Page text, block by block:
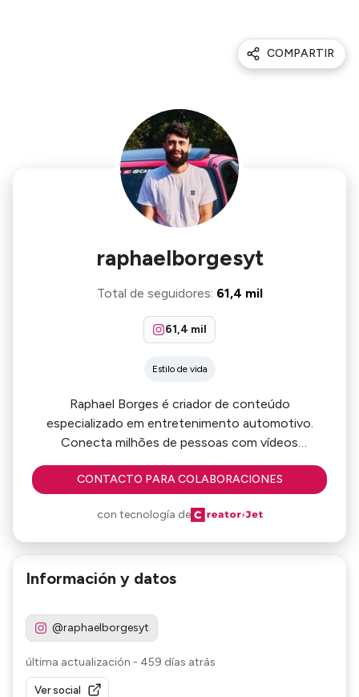
COMPARTIR
raphaelborgesyt
Total de seguidores: 61,4 mil
61,4 mil
Estilo de vida
Raphael Borges é criador de conteúdo
especializado em entretenimento automotivo.
Conecta milhões de pessoas com vídeos
autênticos, restaurando carros abandonados com
humor, técnica e histórias envolventes. Além das
os carros dos próprios seguidores. Seus projetos
vão das garagens às pistas, sempre com alto
traz um novo desafio — e uma nova
CONTACTO PARA COLABORACIONES
con tecnología de
Información y datos
@raphaelborgesyt
última actualización - 459 días atrás
Ver social